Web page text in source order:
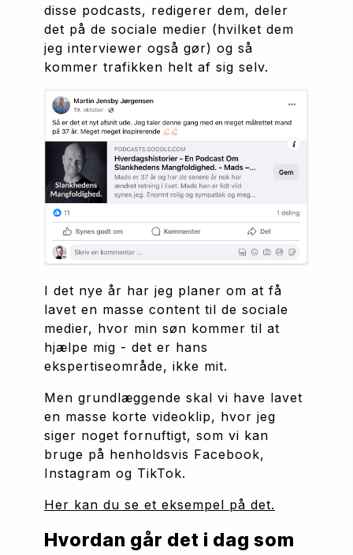
disse podcasts, redigerer dem, deler
det på de sociale medier (hvilket dem
jeg interviewer også gør) og så
kommer trafikken helt af sig selv.
I det nye år har jeg planer om at få
lavet en masse content til de sociale
medier, hvor min søn kommer til at
hjælpe mig - det er hans
ekspertiseområde, ikke mit.
Men grundlæggende skal vi have lavet
en masse korte videoklip, hvor jeg
siger noget fornuftigt, som vi kan
bruge på henholdsvis Facebook,
Instagram og TikTok.
Her kan du se et eksempel på det.
Hvordan går det i dag som